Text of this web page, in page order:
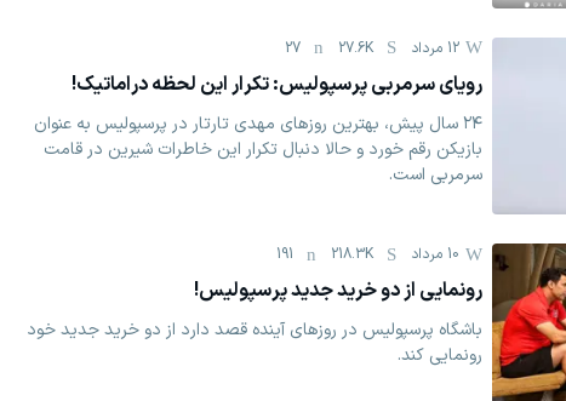
12 مرداد 27.6K
27
رویای سرمربی پرسپولیس: تکرار این لحظه دراماتیک!
۲۴ سال پیش، بهترین روزهای مهدی تارتار در پرسپولیس به عنوان
بازیکن رقم خورد و حالا دنبال تکرار این خاطرات شیرین در قامت
سرمربی است.
10 مرداد 218.3K
191
رونمایی از دو خرید جدید پرسپولیس!
باشگاه پرسپولیس در روزهای آینده قصد دارد از دو خرید جدید خود
رونمایی کند.